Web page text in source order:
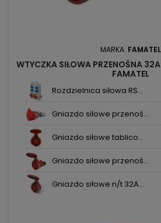
MARKA: FAMATEL
WTYCZKA SIŁOWA PRZENOŚNA
FAMATEL
Rozdzielnica siłowa RS...
Gniazdo siłowe przenoś...
Gniazdo siłowe tablico...
Gniazdo siłowe przenoś...
Gniazdo siłowe n/t 32A...